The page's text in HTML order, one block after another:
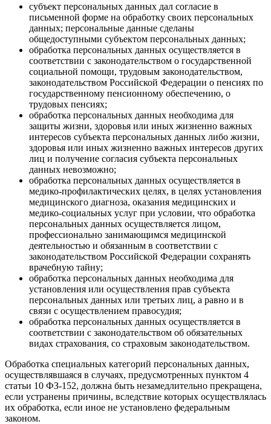
субъект персональных данных дал согласие в
письменной форме на обработку своих персональных
данных; персональные данные сделаны
общедоступными субъектом персональных данных;
обработка персональных данных осуществляется в
соответствии с законодательством о государственной
социальной помощи, трудовым законодательством,
законодательством Российской Федерации о пенсиях по
государственному пенсионному обеспечению, о
трудовых пенсиях;
обработка персональных данных необходима для
защиты жизни, здоровья или иных жизненно важных
интересов субъекта персональных данных либо жизни,
здоровья или иных жизненно важных интересов других
лиц и получение согласия субъекта персональных
данных невозможно;
обработка персональных данных осуществляется в
медико-профилактических целях, в целях установления
медицинского диагноза, оказания медицинских и
медико-социальных услуг при условии, что обработка
персональных данных осуществляется лицом,
профессионально занимающимся медицинской
деятельностью и обязанным в соответствии с
законодательством Российской Федерации сохранять
врачебную тайну;
обработка персональных данных необходима для
установления или осуществления прав субъекта
персональных данных или третьих лиц, а равно и в
связи с осуществлением правосудия;
обработка персональных данных осуществляется в
соответствии с законодательством об обязательных
видах страхования, со страховым законодательством.
Обработка специальных категорий персональных данных,
осуществлявшаяся в случаях, предусмотренных пунктом 4
статьи 10 ФЗ-152, должна быть незамедлительно прекращена,
если устранены причины, вследствие которых осуществлялась
их обработка, если иное не установлено федеральным
законом.